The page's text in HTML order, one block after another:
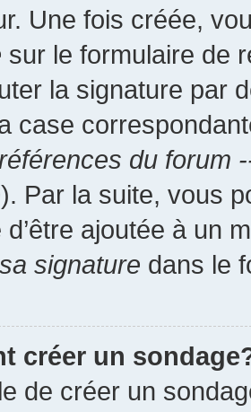
Une fois créée,
sur le formulaire de
la signature par
case
du forum
). Par la suite, vous
d’être ajoutée à un
signature dans le
créer un
de créer un